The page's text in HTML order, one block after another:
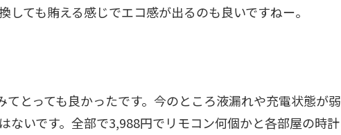
ても賄える感じでエコ感が出るのも良いですねー。
とっても良かったです。今のところ液漏れや充電状態が弱
ないです。全部で3,988円でリモコン何個かと各部屋の時計